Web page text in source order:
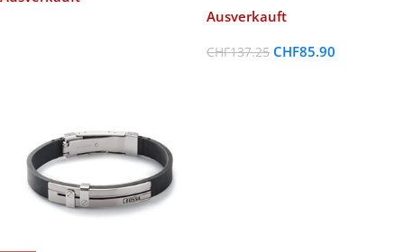
Ausverkauft
CHF137.25 CHF85.90